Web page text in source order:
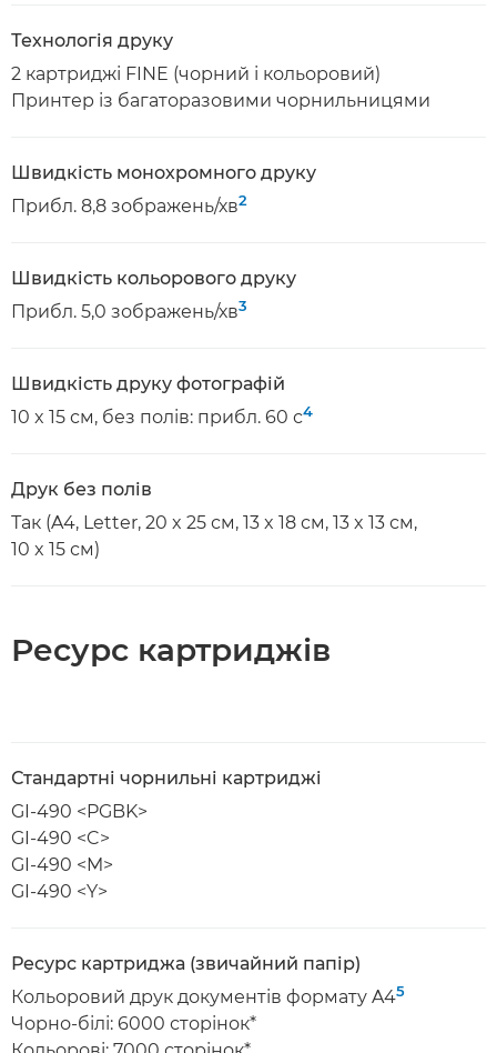
Технологія друку
2 картриджі FINE (чорний і кольоровий)
Принтер із багаторазовими чорнильницями
Швидкість монохромного друку
Прибл. 8,8 зображень/хв2
Швидкість кольорового друку
Прибл. 5,0 зображень/хв3
Швидкість друку фотографій
10 x 15 см, без полів: прибл. 60 с4
Друк без полів
Так (A4, Letter, 20 x 25 см, 13 x 18 см, 13 x 13 см,
10 x 15 см)
Ресурс картриджів
Стандартні чорнильні картриджі
GI-490 <PGBK>
GI-490 <C>
GI-490 <M>
GI-490 <Y>
Ресурс картриджа (звичайний папір)
Кольоровий друк документів формату A45
Чорно-білі: 6000 сторінок*